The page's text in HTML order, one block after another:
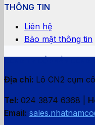
THÔNG TIN
Liên hệ
Bảo mật thông tin
Địa chỉ: Lô CN2 cụm
Tel: 024 3874 6368 |
Email: